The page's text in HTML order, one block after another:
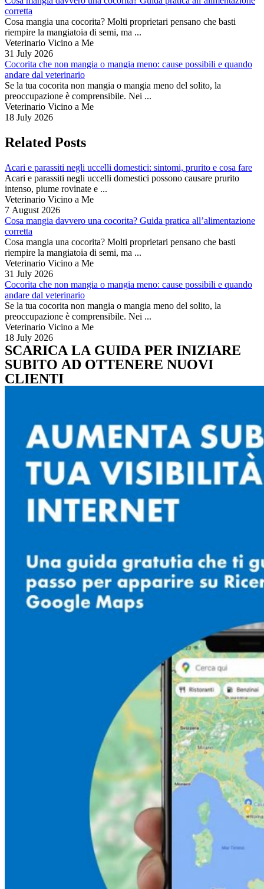
corretta
Cosa mangia una cocorita? Molti proprietari pensano che basti
riempire la mangiatoia di semi, ma ...
Veterinario Vicino a Me
31 July 2026
Cocorita che non mangia o mangia meno: cause possibili e quando
andare dal veterinario
Se la tua cocorita non mangia o mangia meno del solito, la
preoccupazione è comprensibile. Nei ...
Veterinario Vicino a Me
18 July 2026
Related Posts
Acari e parassiti negli uccelli domestici: sintomi, prurito e cosa fare
Acari e parassiti negli uccelli domestici possono causare prurito
intenso, piume rovinate e ...
Veterinario Vicino a Me
7 August 2026
Cosa mangia davvero una cocorita? Guida pratica all’alimentazione
corretta
Cosa mangia una cocorita? Molti proprietari pensano che basti
riempire la mangiatoia di semi, ma ...
Veterinario Vicino a Me
31 July 2026
Cocorita che non mangia o mangia meno: cause possibili e quando
andare dal veterinario
Se la tua cocorita non mangia o mangia meno del solito, la
preoccupazione è comprensibile. Nei ...
Veterinario Vicino a Me
18 July 2026
SCARICA LA GUIDA PER INIZIARE
SUBITO AD OTTENERE NUOVI
CLIENTI